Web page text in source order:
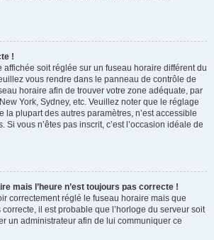
!
affichée soit réglée sur un fuseau horaire différent du
vous rendre dans le panneau de contrôle de
horaire afin de trouver votre zone adéquate, par
York, Sydney, etc. Veuillez noter que le réglage
la plupart des autres paramètres, n’est accessible
Si vous n’êtes pas inscrit, c’est l’occasion idéale de
mais l’heure n’est toujours pas correcte !
correctement réglé le fuseau horaire mais que
correcte, il est probable que l’horloge du serveur soit
un administrateur afin de lui communiquer ce